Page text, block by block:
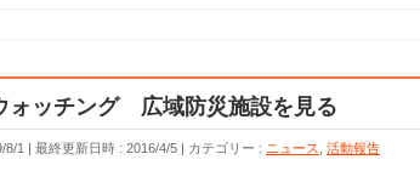
ォッチング 広域防災施設を見る
8/1 最終更新日時 : 2016/4/5 カテゴリー : ニュース 活動報告